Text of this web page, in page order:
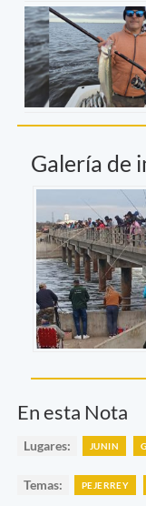
Galería de
En esta Nota
Lugares: JUNIN
Temas: PEJERREY